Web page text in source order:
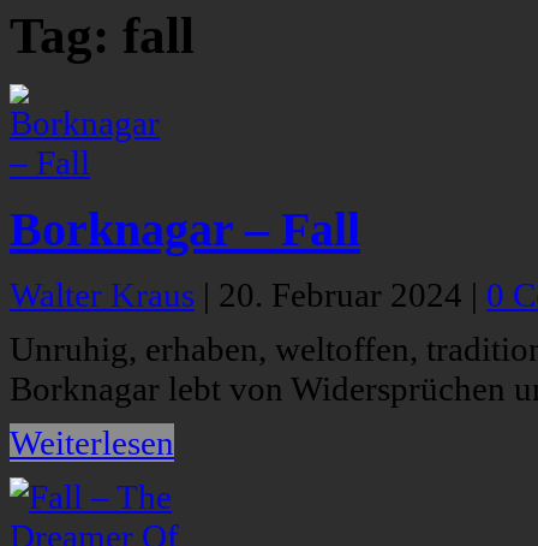
Tag: fall
Borknagar – Fall
Walter Kraus | 20. Februar 2024 | 0
Unruhig, erhaben, weltoffen,
Borknagar lebt von Widersprüchen
Weiterlesen